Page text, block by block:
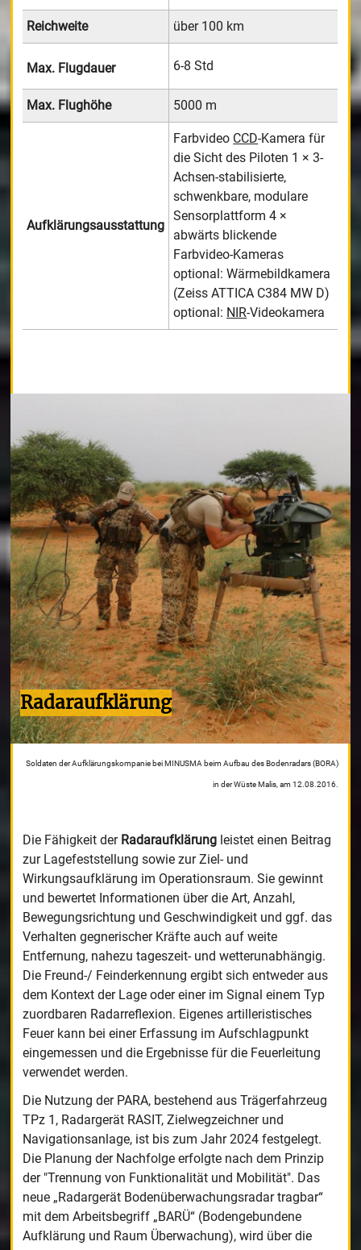
Reichweite über 100 km
Max. Flugdauer 6-8 Std
Max. Flughöhe 5000 m
Aufklärungsausstattung
Farbvideo CCD-Kamera für
die Sicht des Piloten 1 × 3-
Achsen-stabilisierte,
schwenkbare, modulare
Sensorplattform 4 ×
abwärts blickende
Farbvideo-Kameras
optional: Wärmebildkamera
(Zeiss ATTICA C384 MW D)
optional: NIR-Videokamera
Radaraufklärung
Soldaten der Aufklärungskompanie bei MINUSMA beim Aufbau des Bodenradars (BORA)
in der Wüste Malis, am 12.08.2016.
Die Fähigkeit der Radaraufklärung leistet einen Beitrag
zur Lagefeststellung sowie zur Ziel- und
Wirkungsaufklärung im Operationsraum. Sie gewinnt
und bewertet Informationen über die Art, Anzahl,
Bewegungsrichtung und Geschwindigkeit und ggf. das
Verhalten gegnerischer Kräfte auch auf weite
Entfernung, nahezu tageszeit- und wetterunabhängig.
Die Freund-/ Feinderkennung ergibt sich entweder aus
dem Kontext der Lage oder einer im Signal einem Typ
zuordbaren Radarreflexion. Eigenes artilleristisches
Feuer kann bei einer Erfassung im Aufschlagpunkt
eingemessen und die Ergebnisse für die Feuerleitung
verwendet werden.
Die Nutzung der PARA, bestehend aus Trägerfahrzeug
TPz 1, Radargerät RASIT, Zielwegzeichner und
Navigationsanlage, ist bis zum Jahr 2024 festgelegt.
Die Planung der Nachfolge erfolgte nach dem Prinzip
der "Trennung von Funktionalität und Mobilität". Das
neue „Radargerät Bodenüberwachungsradar tragbar“
mit dem Arbeitsbegriff „BARÜ“ (Bodengebundene
Aufklärung und Raum Überwachung), wird über die